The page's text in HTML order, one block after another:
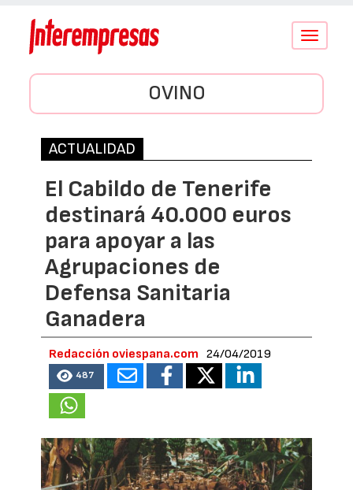
Conmutar
OVINO
ACTUALIDAD
El Cabildo de Tenerife
destinará 40.000 euros
para apoyar a las
Agrupaciones de
Defensa Sanitaria
Ganadera
Redacción oviespana.com 24/04/2019
487